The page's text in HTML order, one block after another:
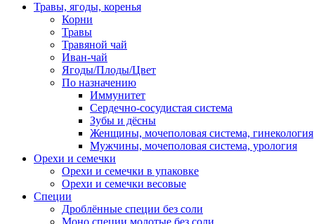
Травы, ягоды, коренья
Корни
Травы
Травяной чай
Иван-чай
Ягоды/Плоды/Цвет
По назначению
Иммунитет
Сердечно-сосудистая система
Зубы и дёсны
Женщины, мочеполовая система, гинекология
Мужчины, мочеполовая система, урология
Орехи и семечки
Орехи и семечки в упаковке
Орехи и семечки весовые
Специи
Дроблённые специи без соли
Моно специи молотые без соли